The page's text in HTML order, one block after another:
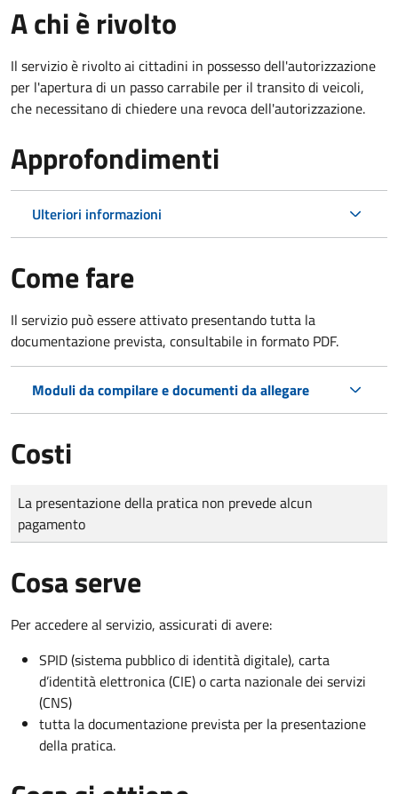
A chi è rivolto
Il servizio è rivolto ai cittadini in possesso dell'autorizzazione
per l'apertura di un passo carrabile per il transito di veicoli,
che necessitano di chiedere una revoca dell'autorizzazione.
Approfondimenti
Ulteriori informazioni
Come fare
Il servizio può essere attivato presentando tutta la
documentazione prevista, consultabile in formato PDF.
Moduli da compilare e documenti da allegare
Costi
Tipo di pagamento
Importo
La presentazione della pratica non prevede alcun
pagamento
Cosa serve
Per accedere al servizio, assicurati di avere:
SPID (sistema pubblico di identità digitale), carta
d’identità elettronica (CIE) o carta nazionale dei servizi
(CNS)
tutta la documentazione prevista per la presentazione
della pratica.